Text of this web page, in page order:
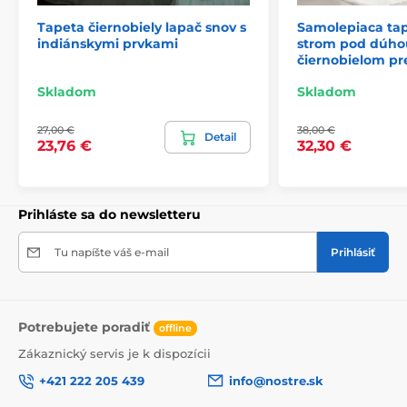
2) Fototapety s úpravou motívu podľa rozmeru
veľkosti, čo môže viesť k jeho miernemu orezaniu. Po
pozrieť presný náhľad. Každá tapeta sa skladá z pásov
širokých 49 cm.
Tapeta čiernobiely lapač snov s
indiánskymi prvkami
Skladom
27,00 €
23,76 €
Detail
Samolepiaca
strom pod
čiernobielom
Skladom
38,00 €
32,30 €
Prihláste sa do newsletteru
Tu napíšte váš e-mail Prihlásiť
Potrebujete poradiť offline
Zákaznický servis je k dispozícii
+421 222 205 439
info@nostre.sk